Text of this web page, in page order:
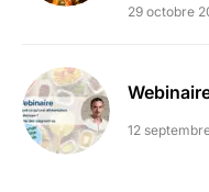
29 octobre
12